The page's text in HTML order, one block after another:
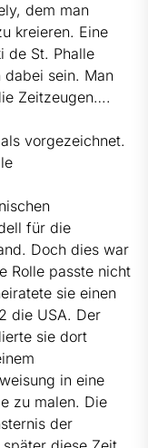
dem man
kreieren. Eine
de St. Phalle
sein. Man
Zeitzeugen….
vorgezeichnet.
für die
Doch dies war
Rolle passte nicht
sie einen
die USA. Der
sie dort
in eine
zu malen. Die
der